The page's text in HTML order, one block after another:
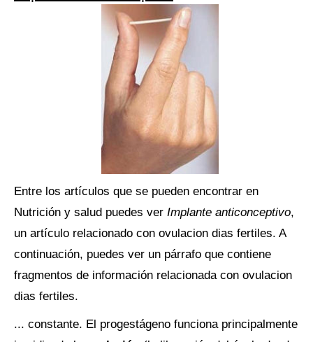
Entre los artículos que se pueden encontrar en
Nutrición y salud puedes ver Implante anticonceptivo,
un artículo relacionado con ovulacion dias fertiles. A
continuación, puedes ver un párrafo que contiene
fragmentos de información relacionada con ovulacion
dias fertiles.
... constante. El progestágeno funciona principalmente